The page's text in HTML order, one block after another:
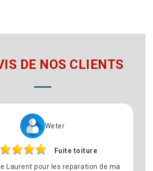
DE NOS CLIENTS
ma
N’hésiter pas à faire appel